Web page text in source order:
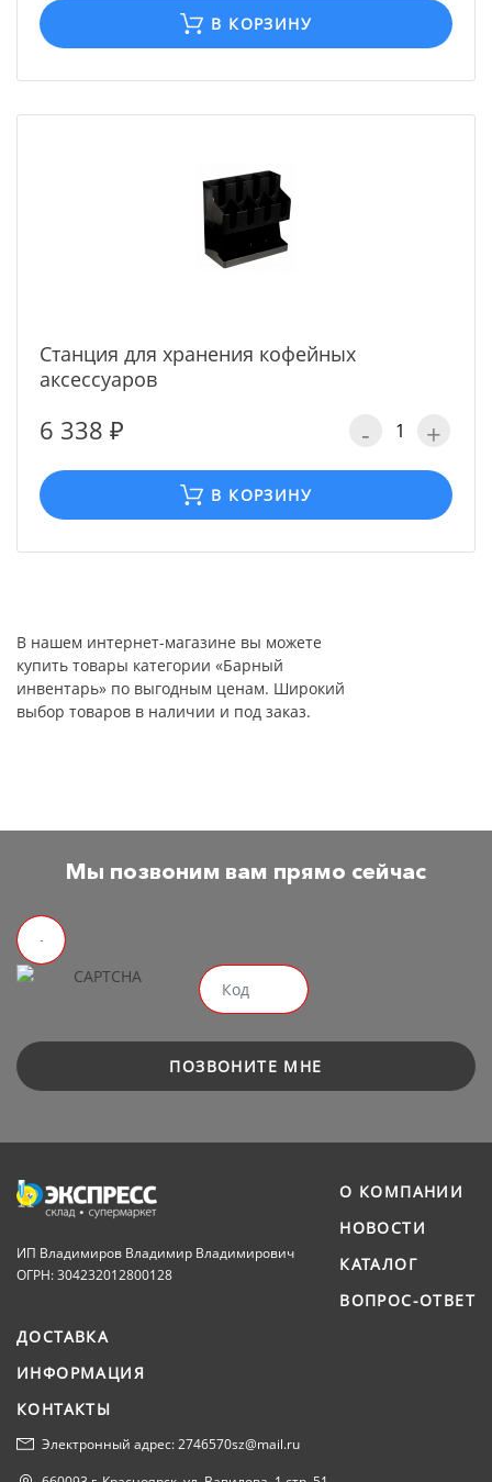
В КОРЗИНУ
Станция для хранения кофейных
аксессуаров
6 338 ₽ - +
В КОРЗИНУ
В нашем интернет-магазине вы можете
купить товары категории «Барный
инвентарь» по выгодным ценам. Широкий
выбор товаров в наличии и под заказ.
Мы позвоним вам прямо сейчас
ПОЗВОНИТЕ МНЕ
ИП Владимиров Владимир Владимирович
ОГРН: 304232012800128
О КОМПАНИИ
НОВОСТИ
КАТАЛОГ
ВОПРОС-ОТВЕТ
ДОСТАВКА
ИНФОРМАЦИЯ
КОНТАКТЫ
Электронный адрес: 2746570sz@mail.ru